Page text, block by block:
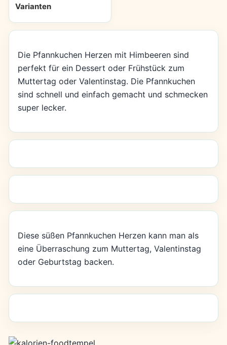
Varianten
Die Pfannkuchen Herzen mit Himbeeren sind
perfekt für ein Dessert oder Frühstück zum
Muttertag oder Valentinstag. Die Pfannkuchen
sind schnell und einfach gemacht und schmecken
super lecker.
Diese süßen Pfannkuchen Herzen kann man als
eine Überraschung zum Muttertag, Valentinstag
oder Geburtstag backen.